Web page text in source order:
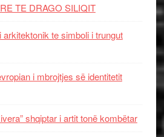
TE DRAGO SILIQIT
te simboli i trungut
i mbrojtjes së identitetit
shqiptar i artit tonë kombëtar